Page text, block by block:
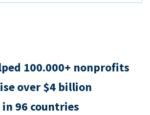
100.000+ nonprofits
over $4 billion
in 96 countries